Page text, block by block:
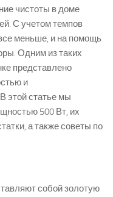
чистоты в доме
С учетом темпов
меньше, и на помощь
Одним из таких
представлено
и
этой статье мы
500 Вт, их
а также советы по
собой золотую